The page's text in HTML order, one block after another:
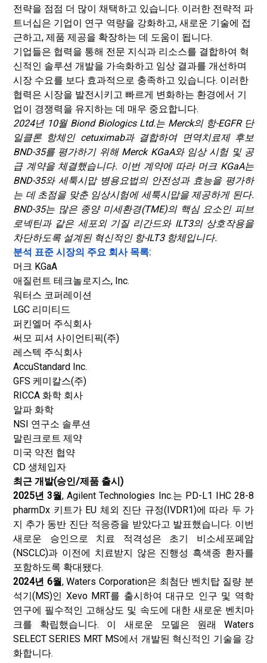
전략을 점점 더 많이 채택하고 있습니다. 이러한 전략적 파
트너십은 기업이 연구 역량을 강화하고, 새로운 기술에 접
근하고, 제품 제공을 확장하는 데 도움이 됩니다.
기업들은 협력을 통해 전문 지식과 리소스를 결합하여 혁
신적인 솔루션 개발을 가속화하고 임상 결과를 개선하며
시장 수요를 보다 효과적으로 충족하고 있습니다. 이러한
협력은 시장을 발전시키고 빠르게 변화하는 환경에서 기
업이 경쟁력을 유지하는 데 매우 중요합니다.
2024년 10월 Biond Biologics Ltd.는 Merck의 항-EGFR 단
일클론 항체인 cetuximab과 결합하여 면역치료제 후보
BND-35를 평가하기 위해 Merck KGaA와 임상 시험 및 공
급 계약을 체결했습니다. 이번 계약에 따라 머크 KGaA는
BND-35와 세툭시맙 병용요법의 안전성과 효능을 평가하
는 데 초점을 맞춘 임상시험에 세툭시맙을 제공하게 된다.
BND-35는 많은 종양 미세환경(TME)의 핵심 요소인 피브
로넥틴과 같은 세포외 기질 리간드와 ILT3의 상호작용을
차단하도록 설계된 혁신적인 항-ILT3 항체입니다.
분석 표준 시장의 주요 회사 목록:
머크 KGaA
애질런트 테크놀로지스, Inc.
워터스 코퍼레이션
LGC 리미티드
퍼킨엘머 주식회사
써모 피셔 사이언티픽(주)
레스텍 주식회사
AccuStandard Inc.
GFS 케미칼스(주)
RICCA 화학 회사
알파 화학
NSI 연구소 솔루션
말린크로트 제약
미국 약전 협약
CD 생체입자
최근 개발(승인/제품 출시)
2025년 3월, Agilent Technologies Inc.는 PD-L1 IHC 28-8
pharmDx 키트가 EU 체외 진단 규정(IVDR1)에 따라 두 가
지 추가 동반 진단 적응증을 받았다고 발표했습니다. 이번
새로운 승인으로 치료 적격성은 초기 비소세포폐암
(NSCLC)과 이전에 치료받지 않은 진행성 흑색종 환자를
포함하도록 확대됐다.
2024년 6월, Waters Corporation은 최첨단 벤치탑 질량 분
석기(MS)인 Xevo MRT를 출시하여 대규모 인구 및 역학
연구에 필수적인 고해상도 및 속도에 대한 새로운 벤치마
크를 확립했습니다. 이 새로운 모델은 원래 Waters
SELECT SERIES MRT MS에서 개발된 혁신적인 기술을 강
화합니다.